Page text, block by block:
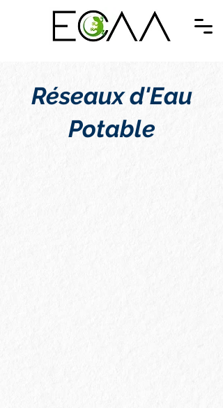
Réseaux d'Eau
Potable